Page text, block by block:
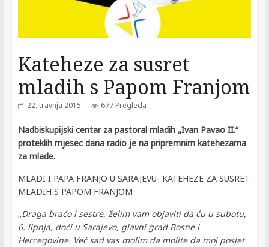
Kateheze za susret
mladih s Papom Franjom
22. travnja 2015. 677 Pregleda
Nadbiskupijski centar za pastoral mladih „Ivan Pavao II.“
proteklih mjesec dana radio je na pripremnim katehezama
za mlade.
MLADI I PAPA FRANJO U SARAJEVU- KATEHEZE ZA SUSRET
MLADIH S PAPOM FRANJOM
„Draga braćo i sestre, želim vam objaviti da ću u subotu,
6. lipnja, doći u Sarajevo, glavni grad Bosne i
Hercegovine. Već sad vas molim da molite da moj posjet